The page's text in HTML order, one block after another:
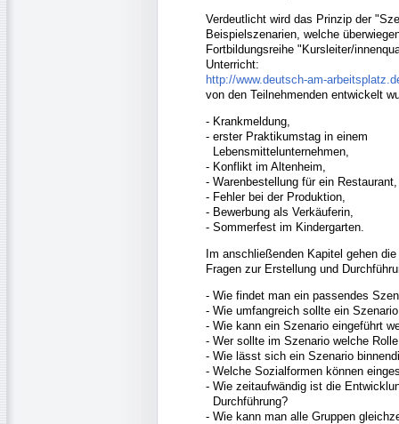
Verdeutlicht wird das Prinzip der
Beispielszenarien, welche
Fortbildungsreihe "Kursleiter/
Unterricht:
http://www.deutsch-am-
von den Teilnehmenden entwickelt
- Krankmeldung,
- erster Praktikumstag in einem
Lebensmittelunternehmen,
- Konflikt im Altenheim,
- Warenbestellung für ein Restaurant,
- Fehler bei der Produktion,
- Bewerbung als Verkäuferin,
- Sommerfest im Kindergarten.
Im anschließenden Kapitel gehen
Fragen zur Erstellung und
- Wie findet man ein passendes
- Wie umfangreich sollte ein
- Wie kann ein Szenario eingeführt
- Wer sollte im Szenario welche
- Wie lässt sich ein Szenario
- Welche Sozialformen können
- Wie zeitaufwändig ist die
Durchführung?
- Wie kann man alle Gruppen